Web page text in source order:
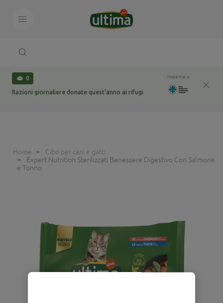
0
Razioni giornaliere donate quest'anno ai rifugi
Insieme a
Home
Cibo per cani e gatti
Expert Nutrition Sterilizzati Benessere Digestivo Con Salmone
e Tonno